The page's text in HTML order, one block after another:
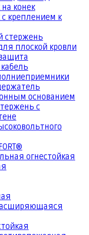
конек
креплением к
стержень
плоской кровли
основанием
с
огнестойкая